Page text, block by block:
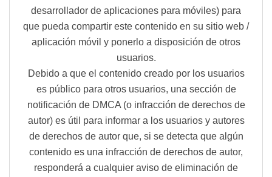
desarrollador de aplicaciones para móviles) para
que pueda compartir este contenido en su sitio web /
aplicación móvil y ponerlo a disposición de otros
usuarios.
Debido a que el contenido creado por los usuarios
es público para otros usuarios, una sección de
notificación de DMCA (o infracción de derechos de
autor) es útil para informar a los usuarios y autores
de derechos de autor que, si se detecta que algún
contenido es una infracción de derechos de autor,
responderá a cualquier aviso de eliminación de